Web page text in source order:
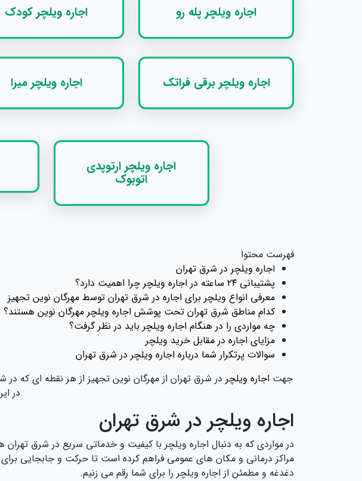
اجاره ویلچر پله رو اجاره ویلچر کودک
اجاره ویلچر برقی فراتک اجاره ویلچر میرا
اجاره ویلچر ارتوپدی
اتوبوک
فهرست محتوا
اجاره ویلچر در شرق تهران
پشتیبانی ۲۴ ساعته در اجاره ویلچر چرا اهمیت دارد؟
معرفی انواع ویلچر برای اجاره در شرق تهران توسط مهرگان نوین تجهیز
کدام مناطق شرق تهران تحت پوشش اجاره ویلچر مهرگان نوین هستند؟
چه مواردی را در هنگام اجاره ویلچر باید در نظر گرفت؟
مزایای اجاره در مقابل خرید ویلچر
سوالات پرتکرار شما درباره اجاره ویلچر در شرق تهران
جهت اجاره ویلچر در شرق تهران از مهرگان نوین تجهیز از هر نقطه ای که
در
اجاره ویلچر در شرق تهران
در مواردی که به دنبال اجاره ویلچر با کیفیت و خدماتی سریع در شرق تهران
دغدغه و مطمئن از اجاره ویلچر را برای شما رقم می‌ زنیم.